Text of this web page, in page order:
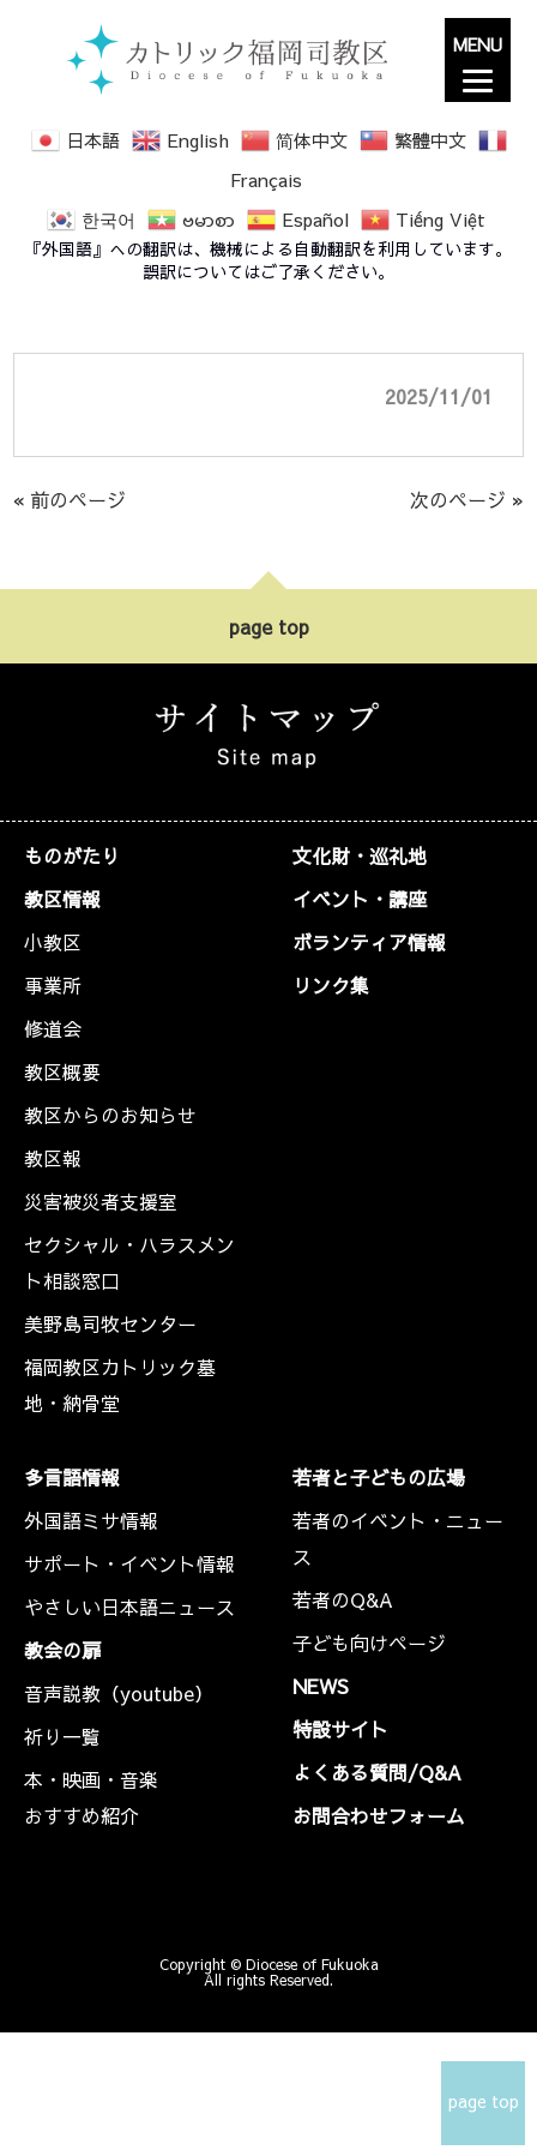
日本語 English 简体中文
繁體中文
Français
한국어
ဗမာစာ Español Tiếng Việt
『外国語』への翻訳は、機械による自動翻訳を利用しています。
誤訳についてはご了承ください。
死者の日 All Souls’ Day 2025 (2025年11
月2日）
2025/11/01
« 前のページ 次のページ »
page top
ものがたり
教区情報
小教区
事業所
修道会
教区概要
教区からのお知らせ
教区報
災害被災者支援室
セクシャル・ハラスメン
ト相談窓口
美野島司牧センター
福岡教区カトリック墓
地・納骨堂
文化財・巡礼地
イベント・講座
ボランティア情報
リンク集
多言語情報
外国語ミサ情報
サポート・イベント情報
やさしい日本語ニュース
教会の扉
音声説教（youtube）
祈り一覧
本・映画・音楽
おすすめ紹介
若者と子どもの広場
若者のイベント・ニュー
ス
若者のQ&A
子ども向けページ
NEWS
特設サイト
よくある質問/Q&A
お問合わせフォーム
page top
Copyright © Diocese of Fukuoka
All rights Reserved.
MENU